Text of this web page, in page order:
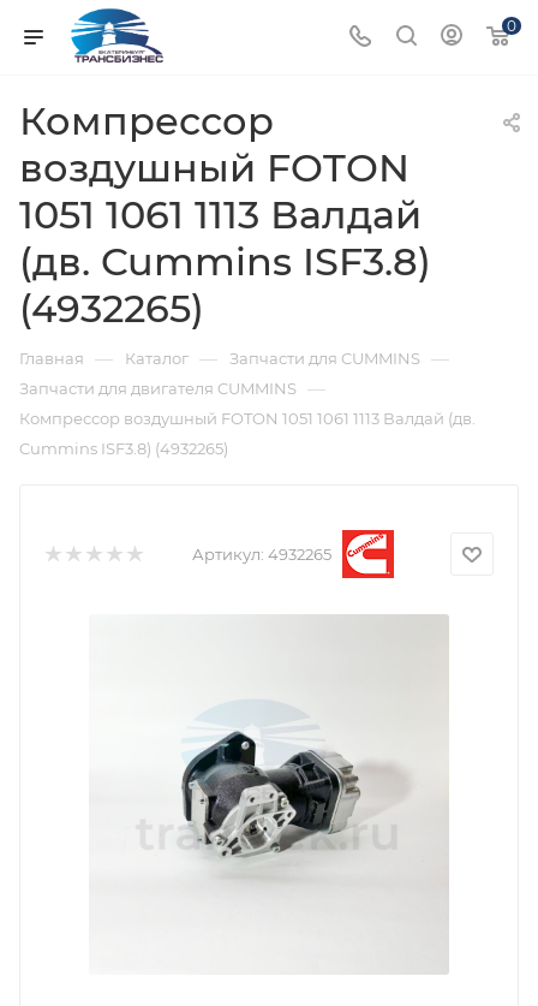
0
Компрессор
воздушный FOTON
1051 1061 1113 Валдай
(дв. Cummins ISF3.8)
(4932265)
Главная — Каталог — Запчасти для CUMMINS —
Запчасти для двигателя CUMMINS —
Компрессор воздушный FOTON 1051 1061 1113 Валдай (дв.
Cummins ISF3.8) (4932265)
Артикул: 4932265